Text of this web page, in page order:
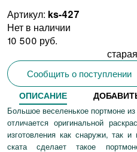
Артикул: ks-427
Нет в наличии
10 500 руб.
Сообщить о поступлении
ОПИСАНИЕ
Большое веселенькое портмоне
отличается оригинальной
изготовления как снаружи, так
ската сделает такое